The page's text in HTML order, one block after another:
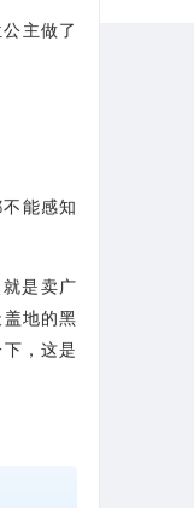
主做了
能感知
是卖广
地的黑
，这是